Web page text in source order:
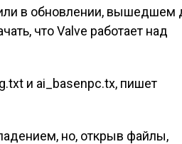
в обновлении, вышедшем
что Valve работает над
и ai_basenpc.tx, пишет
но, открыв файлы,